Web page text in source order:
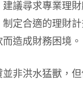
建議尋求專業理
制定合適的理財
而造成財務困境。
並非洪水猛獸，